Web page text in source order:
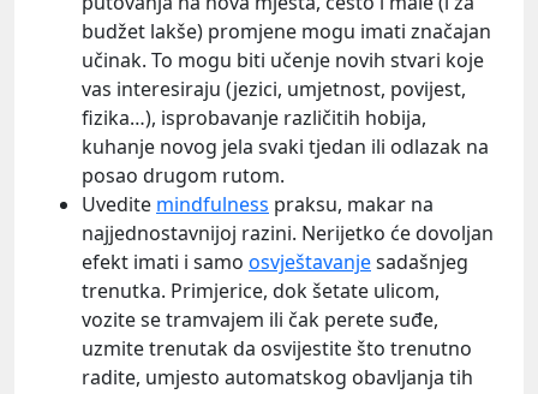
budžet lakše) promjene mogu imati značajan
učinak. To mogu biti učenje novih stvari koje
vas interesiraju (jezici, umjetnost, povijest,
fizika…), isprobavanje različitih hobija,
kuhanje novog jela svaki tjedan ili odlazak na
posao drugom rutom.
Uvedite mindfulness praksu, makar na
najjednostavnijoj razini. Nerijetko će dovoljan
efekt imati i samo osvještavanjesadašnjeg
trenutka. Primjerice, dok šetate ulicom,
vozite se tramvajem ili čak perete suđe,
uzmite trenutak da osvijestite što trenutno
radite, umjesto automatskog obavljanja tih